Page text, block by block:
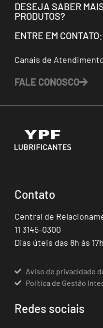
DESEJA SABER
PRODUTOS?
ENTRE EM CONTATO:
Canais de
FALE CONOSCO
Contato
Central de
11 3145-0300
Dias úteis das 8h às 17h
Aviso de privacidade
Política de Gestão
Redes sociais